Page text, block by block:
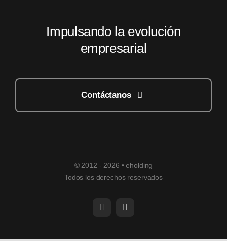
Impulsando la evolución
empresarial
Contáctanos
© 2012 - 2026 • eholding
Todos los derechos reservados